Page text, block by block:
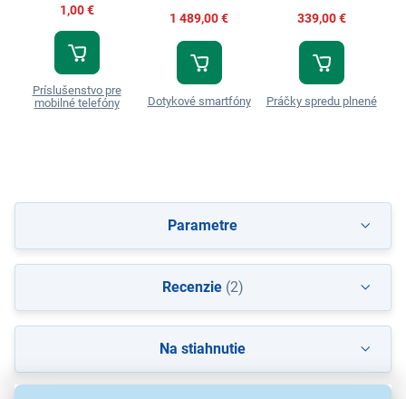
1,00 €
Príslušenstvo pre
mobilné telefóny
1 489,00 €
Dotykové smartfóny
339,00 €
Práčky spredu plnené
Parametre
Recenzie(2)
Na stiahnutie